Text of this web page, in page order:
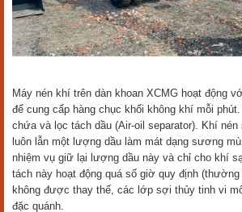
Máy nén khí trên dàn khoan XCMG hoạt động
để cung cấp hàng chục khối không khí mỗi
chứa và lọc tách dầu (Air-oil separator). Khí
luôn lẫn một lượng dầu làm mát dạng sương
nhiệm vụ giữ lại lượng dầu này và chỉ cho khí
tách này hoạt động quá số giờ quy định
không được thay thế, các lớp sợi thủy tinh vi
đặc quánh.